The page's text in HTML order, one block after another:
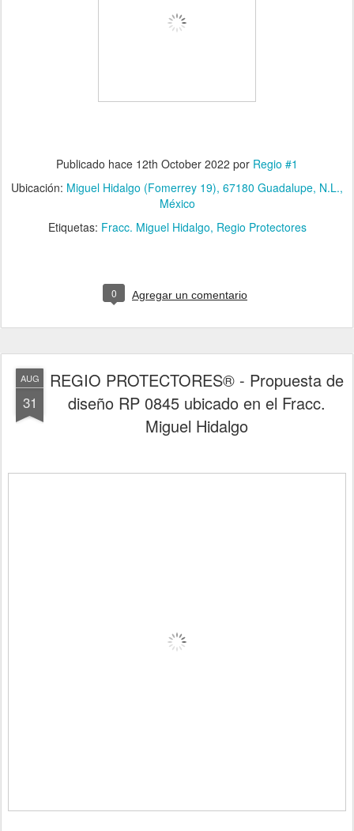
Publicado hace 12th October 2022 por Regio #1
Ubicación: Miguel Hidalgo (Fomerrey 19), 67180 Guadalupe, N.L.,
México
Etiquetas: Fracc. Miguel Hidalgo Regio Protectores
0 Agregar un comentario
AUG
31
REGIO PROTECTORES® - Propuesta de
diseño RP 0845 ubicado en el Fracc.
Miguel Hidalgo